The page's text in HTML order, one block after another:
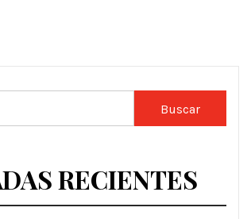
RECIENTES